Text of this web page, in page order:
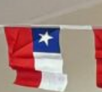
Escuela
años de
compromiso